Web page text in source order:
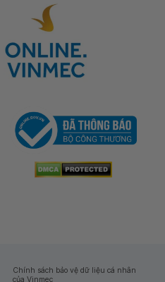
Chính sách bảo vệ dữ liệu cá nhân
của Vinmec